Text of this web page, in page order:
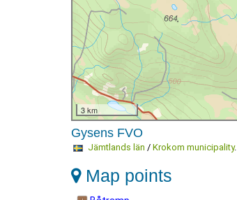
3 km
Gysens FVO
Jämtlands län / Krokom municipality.
Map points